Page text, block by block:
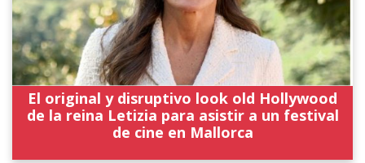
El original y disruptivo look old Hollywood
de la reina Letizia para asistir a un festival
de cine en Mallorca